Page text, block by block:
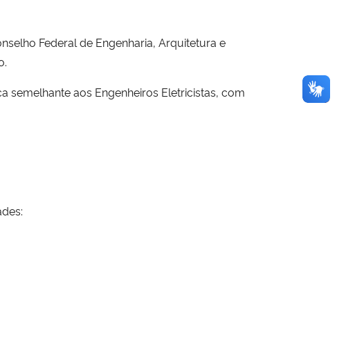
Federal de Engenharia, Arquitetura e
aos Engenheiros Eletricistas, com